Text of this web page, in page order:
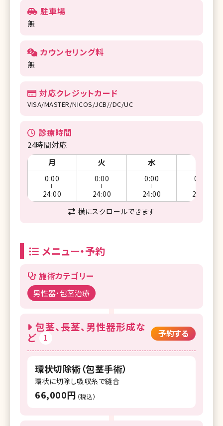
駐車場
無
カウンセリング料
無
対応クレジットカード
VISA/MASTER/NICOS/JCB//DC/UC
診療時間
24時間対応
月
火 水
0:00
24:00
0:00
24:00
0:00
24:00
0:00
24:00
横にスクロールできます
メニュー・予約
施術カテゴリー
男性器・包茎治療
包茎、長茎、男性器形成な
ど
1 予約する
環状切除術（包茎手術）
環状に切除し吸収糸で縫合
66,000円 （税込）